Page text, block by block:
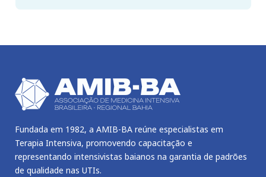
Fundada em 1982, a AMIB-BA reúne especialistas em
Terapia Intensiva, promovendo capacitação e
representando intensivistas baianos na garantia de padrões
de qualidade nas UTIs.